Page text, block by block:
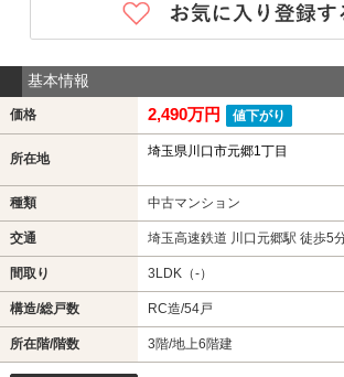
基本情報
価格 2,490万円 値下がり
所在地 埼玉県川口市元郷1丁目
種類 中古マンション
交通 埼玉高速鉄道 川口元郷駅 徒歩5
間取り 3LDK（-）
構造/総戸数 RC造/54戸
所在階/階数 3階/地上6階建